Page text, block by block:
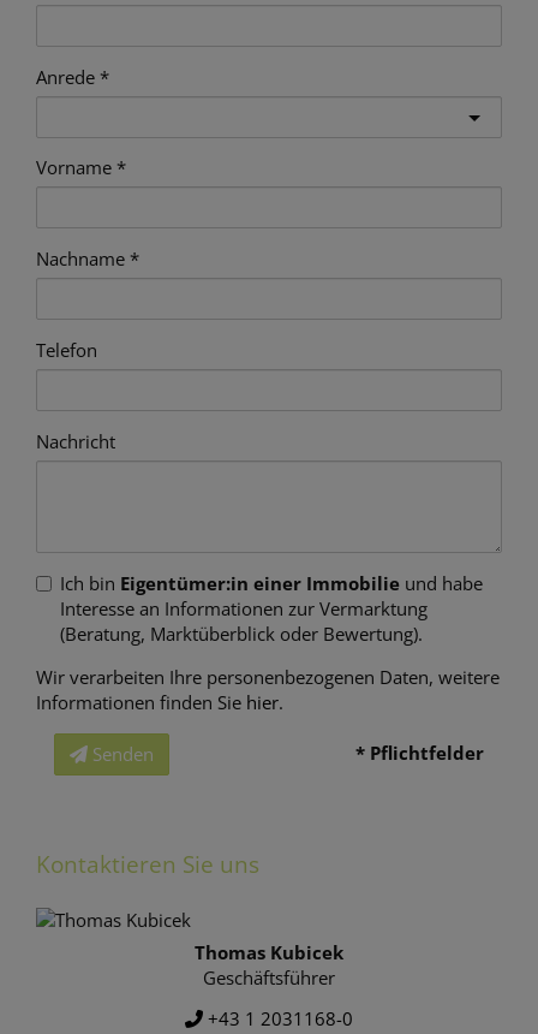
Anrede
Vorname
Nachname
Telefon
Nachricht
Ich bin Eigentümer:in einer Immobilie und habe
Interesse an Informationen zur Vermarktung
(Beratung, Marktüberblick oder Bewertung).
Wir verarbeiten Ihre personenbezogenen Daten, weitere
Informationen finden Sie hier.
Senden * Pflichtfelder
Kontaktieren Sie uns
Thomas Kubicek
Geschäftsführer
+43 1 2031168-0